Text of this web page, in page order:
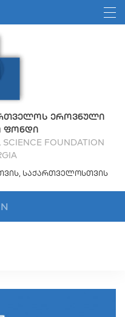
ᲔᲠᲝᲕᲜᲣᲚᲘ
ᲤᲝᲜᲓᲘ
SCIENCE FOUNDATION
ᲡᲐᲥᲐᲠᲗᲕᲔᲚᲝᲡᲗᲕᲘᲡ